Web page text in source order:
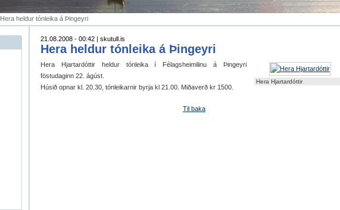
Hera heldur tónleika á Þingeyri
21.08.2008 - 00:42 | skutull.is
Hera heldur tónleika á Þingeyri
Hera Hjartardóttir
Hera Hjartardóttir heldur tónleika í Félagsheimilinu á Þingeyri
föstudaginn 22. ágúst.
Húsið opnar kl. 20.30, tónleikarnir byrja kl 21.00. Miðaverð kr 1500.
Til baka